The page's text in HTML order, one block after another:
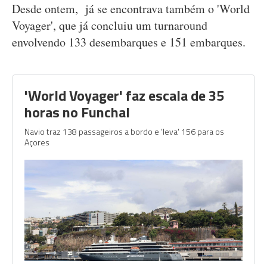
Desde ontem, já se encontrava também o 'World
Voyager', que já concluiu um turnaround
envolvendo 133 desembarques e 151 embarques.
'World Voyager' faz escala de 35
horas no Funchal
Navio traz 138 passageiros a bordo e 'leva' 156 para os
Açores